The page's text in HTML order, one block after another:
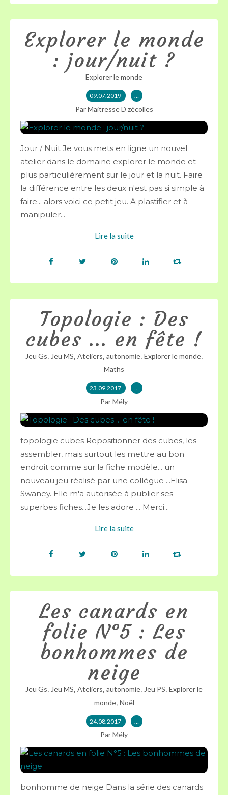
Explorer le monde
: jour/nuit ?
Explorer le monde
09.07.2019 …
Par Maitresse D zécolles
Jour / Nuit Je vous mets en ligne un nouvel
atelier dans le domaine explorer le monde et
plus particulièrement sur le jour et la nuit. Faire
la différence entre les deux n'est pas si simple à
faire... alors voici ce petit jeu. A plastifier et à
manipuler...
Lire la suite
Topologie : Des
cubes ... en fête !
Jeu Gs, Jeu MS, Ateliers, autonomie, Explorer le monde,
Maths
23.09.2017 …
Par Mély
topologie cubes Repositionner des cubes, les
assembler, mais surtout les mettre au bon
endroit comme sur la fiche modèle... un
nouveau jeu réalisé par une collègue ...Elisa
Swaney. Elle m'a autorisée à publier ses
superbes fiches...Je les adore ... Merci...
Lire la suite
Les canards en
folie N°5 : Les
bonhommes de
neige
Jeu Gs, Jeu MS, Ateliers, autonomie, Jeu PS, Explorer le
monde, Noël
24.08.2017 …
Par Mély
bonhomme de neige Dans la série des canards